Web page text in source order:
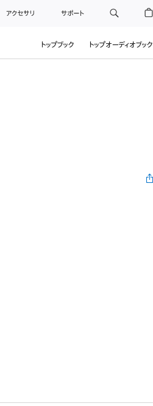
アクセサリ サポート
トップブック トップオーディオブック